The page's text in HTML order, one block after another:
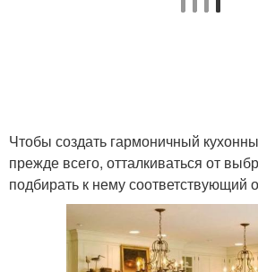
Чтобы создать гармоничный
прежде всего, отталкиваться от
подбирать к нему соответствующий